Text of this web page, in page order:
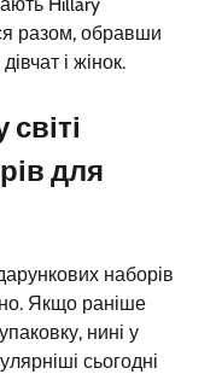
разом, обравши
і жінок.
для
наборів
Якщо раніше
нині у
сьогодні